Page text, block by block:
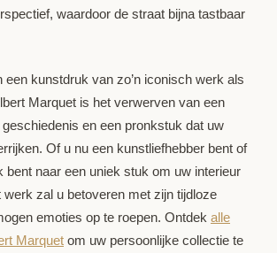
waardoor de straat bijna tastbaar
een kunstdruk van zo’n iconisch werk als
Marquet is het verwerven van een
en een pronkstuk dat uw
Of u nu een kunstliefhebber bent of
bent naar een uniek stuk om uw interieur
werk zal u betoveren met zijn tijdloze
emoties op te roepen. Ontdek alle
Marquet om uw persoonlijke collectie te